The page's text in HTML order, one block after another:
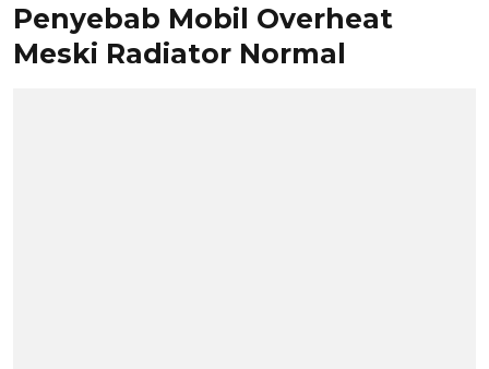
Penyebab Mobil Overheat
Meski Radiator Normal